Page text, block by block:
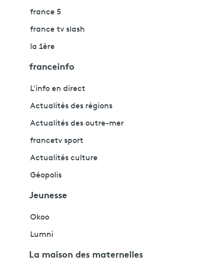
france 5
france tv slash
la 1ère
franceinfo
L'info en direct
Actualités des régions
Actualités des outre-mer
francetv sport
Actualités culture
Géopolis
Jeunesse
Okoo
Lumni
La maison des maternelles